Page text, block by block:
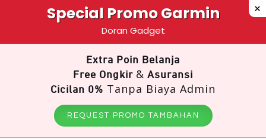
Special Promo Garmin
Doran Gadget
Extra Poin Belanja
Free Ongkir & Asuransi
Cicilan 0% Tanpa Biaya Admin
REQUEST PROMO TAMBAHAN